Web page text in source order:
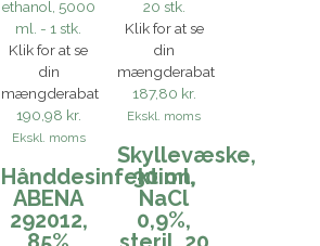
Klik for at se
din
mængderabat
190,98 kr.
Ekskl. moms
Hånddesinfektion,
ABENA
292012,
Klik for at se
din
mængderabat
187,80 kr.
Ekskl. moms
Skyllevæske,
30 ml,
NaCl
0,9%,